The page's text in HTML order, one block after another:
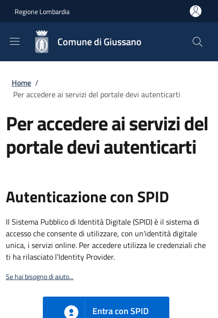
Regione Lombardia
Comune di Giussano
Briciole di pane
Home /
Per accedere ai servizi del portale devi autenticarti
Per accedere ai servizi del
portale devi autenticarti
Autenticazione con SPID
Il Sistema Pubblico di Identità Digitale (SPID) è il sistema di
accesso che consente di utilizzare, con un'identità digitale
unica, i servizi online. Per accedere utilizza le credenziali che
ti ha rilasciato l’Identity Provider.
Se hai bisogno di aiuto...
Entra con SPID